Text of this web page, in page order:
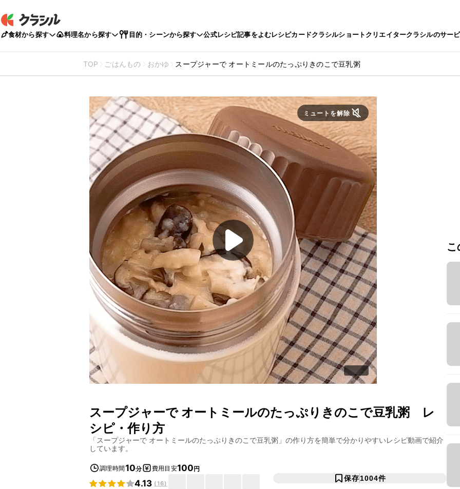
食材から探す 料理名から探す 目的・シーンから探す 公式レシピ記事をよむレシピカードクラシルショートクリエイタークラシルのサー
TOP ごはんもの おかゆ スープジャーで オートミールのたっぷりきのこで豆乳粥
ミュートを解除
スープジャーで オートミールのたっぷりきのこで豆乳粥 レ
シピ・作り方
「スープジャーで オートミールのたっぷりきのこで豆乳粥 」の作り方を簡単で分かりやすいレシピ動画で紹介
しています。
調理時間10分 費用目安100円
4.13 (16)
保存1004件